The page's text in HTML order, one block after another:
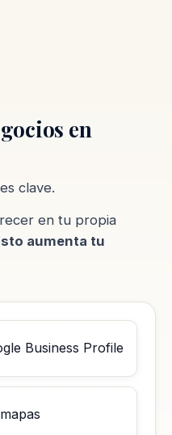
en
clave.
en tu propia
aumenta tu
Business Profile